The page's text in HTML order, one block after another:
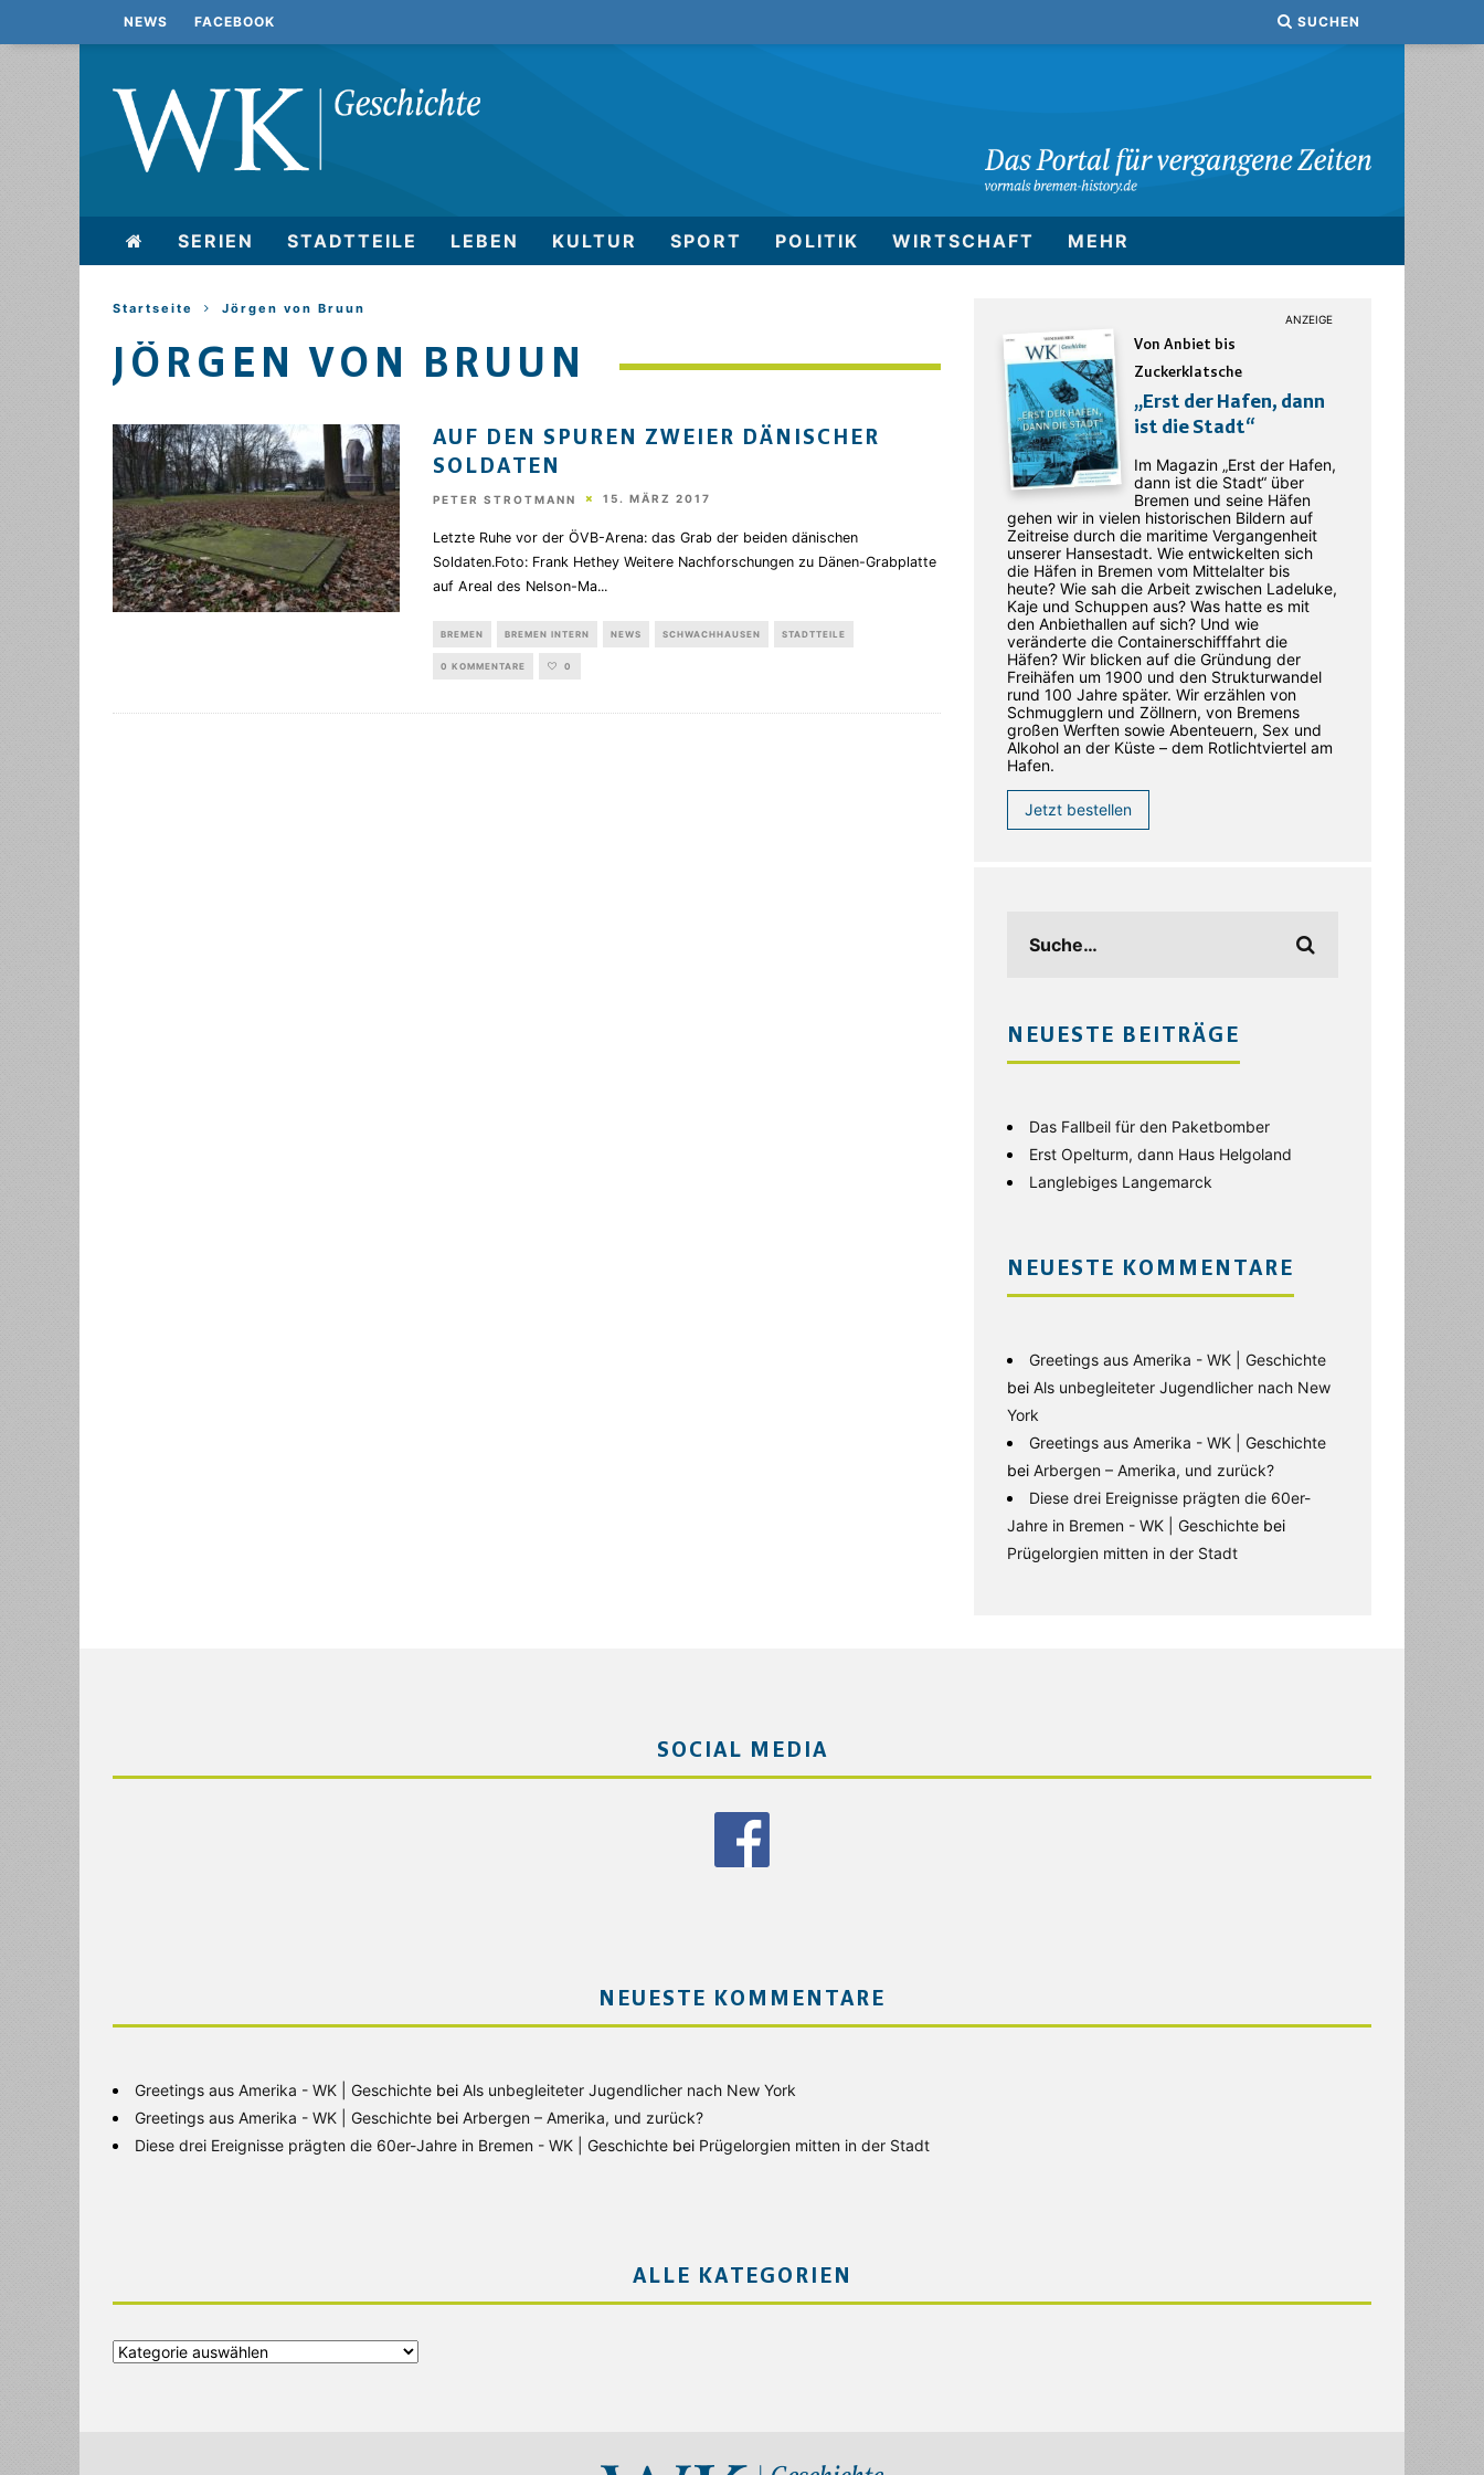
NEWS FACEBOOK SUCHEN
SERIEN STADTTEILE LEBEN KULTUR SPORT POLITIK WIRTSCHAFT MEHR
Startseite Jörgen von Bruun
JÖRGEN VON BRUUN
AUF DEN SPUREN ZWEIER DÄNISCHER
SOLDATEN
PETER STROTMANN 15. MÄRZ 2017
Letzte Ruhe vor der ÖVB-Arena: das Grab der beiden dänischen
Soldaten.Foto: Frank Hethey Weitere Nachforschungen zu Dänen-Grabplatte
auf Areal des Nelson-Ma...
BREMEN BREMEN INTERN NEWS SCHWACHHAUSEN STADTTEILE
0 KOMMENTARE 0
Von Anbiet bis
Zuckerklatsche
„Erst der Hafen, dann
ist die Stadt“
Im Magazin „Erst der Hafen,
dann ist die Stadt“ über
Bremen und seine Häfen
gehen wir in vielen historischen Bildern auf
Zeitreise durch die maritime Vergangenheit
unserer Hansestadt. Wie entwickelten sich
die Häfen in Bremen vom Mittelalter bis
heute? Wie sah die Arbeit zwischen Ladeluke,
Kaje und Schuppen aus? Was hatte es mit
den Anbiethallen auf sich? Und wie
veränderte die Containerschifffahrt die
Häfen? Wir blicken auf die Gründung der
Freihäfen um 1900 und den Strukturwandel
rund 100 Jahre später. Wir erzählen von
Schmugglern und Zöllnern, von Bremens
großen Werften sowie Abenteuern, Sex und
Alkohol an der Küste – dem Rotlichtviertel am
Hafen.
Jetzt bestellen
NEUESTE BEITRÄGE
Das Fallbeil für den Paketbomber
Erst Opelturm, dann Haus Helgoland
Langlebiges Langemarck
NEUESTE KOMMENTARE
Greetings aus Amerika - WK | Geschichte
bei Als unbegleiteter Jugendlicher nach New
York
Greetings aus Amerika - WK | Geschichte
bei Arbergen – Amerika, und zurück?
Diese drei Ereignisse prägten die 60er-
Jahre in Bremen - WK | Geschichte bei
Prügelorgien mitten in der Stadt
SOCIAL MEDIA
NEUESTE KOMMENTARE
Greetings aus Amerika - WK | Geschichte bei Als unbegleiteter Jugendlicher nach New York
Greetings aus Amerika - WK | Geschichte bei Arbergen – Amerika, und zurück?
Diese drei Ereignisse prägten die 60er-Jahre in Bremen - WK | Geschichte bei Prügelorgien mitten in der Stadt
ALLE KATEGORIEN
Alle